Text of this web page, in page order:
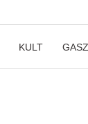
KULT